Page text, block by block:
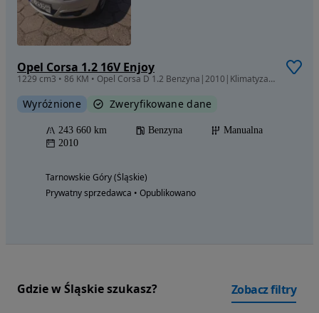
Opel Corsa 1.2 16V Enjoy
1229 cm3 • 86 KM • Opel Corsa D 1.2 Benzyna|2010|Klimatyzacja|Bezwypadkowy|Bez wkładu
Wyróżnione Zweryfikowane dane
243 660 km Benzyna
Manualna
2010
Tarnowskie Góry (Śląskie)
Prywatny sprzedawca • Opublikowano
Gdzie w Śląskie szukasz? Zobacz filtry